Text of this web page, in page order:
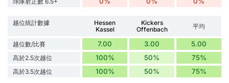
越位統計數據
Hessen
Kassel
Kickers
Offenbach
平均
越位數/比賽 7.00 3.00 5.00
高於2.5次越位 100% 50% 75%
高於3.5次越位 100% 50% 75%